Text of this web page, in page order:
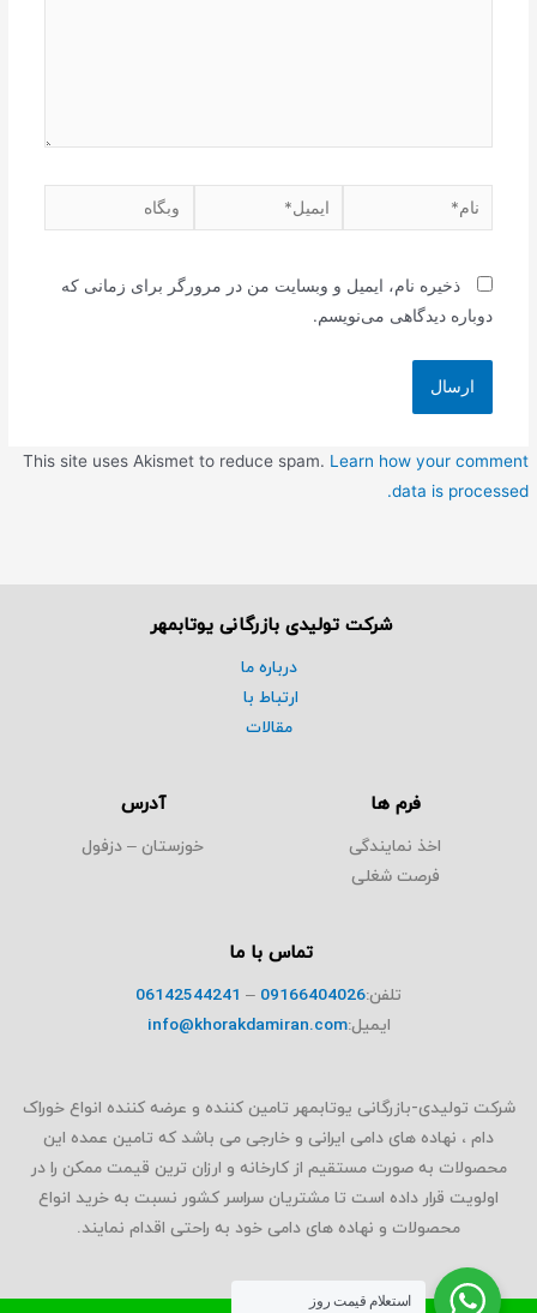
ذخیره نام، ایمیل و وبسایت من در مرورگر برای زمانی که
دوباره دیدگاهی می‌نویسم.
This site uses Akismet to reduce spam. Learn how your comment
data is processed.
شرکت تولیدی بازرگانی یوتابمهر
درباره ما
ارتباط با
مقالات
فرم ها
اخذ نمایندگی
فرصت شغلی
آدرس
خوزستان – دزفول
تماس با ما
تلفن:09166404026
–
06142544241
ایمیل:info@khorakdamiran.com
شرکت تولیدی-بازرگانی یوتابمهر تامین کننده و عرضه کننده انواع خوراک
دام ، نهاده های دامی ایرانی و خارجی می باشد که تامین عمده این
محصولات به صورت مستقیم از کارخانه و ارزان ترین قیمت ممکن را در
اولویت قرار داده است تا مشتریان سراسر کشور نسبت به خرید انواع
محصولات و نهاده های دامی خود به راحتی اقدام نمایند.
استعلام قیمت روز